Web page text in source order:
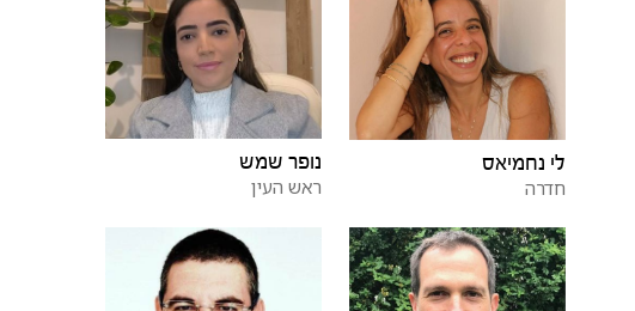
לי נחמיאס
חדרה
נופר שמש
ראש העין